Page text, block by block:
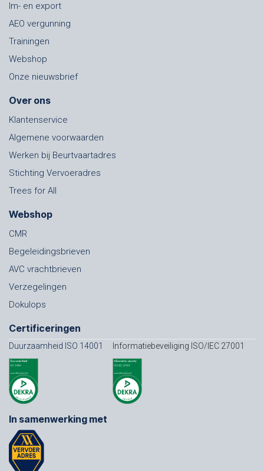
Im- en export
AEO vergunning
Trainingen
Webshop
Onze nieuwsbrief
Over ons
Klantenservice
Algemene voorwaarden
Werken bij Beurtvaartadres
Stichting Vervoeradres
Trees for All
Webshop
CMR
Begeleidingsbrieven
AVC vrachtbrieven
Verzegelingen
Dokulops
Certificeringen
Duurzaamheid ISO 14001 Informatiebeveiliging ISO/IEC 27001
In samenwerking met